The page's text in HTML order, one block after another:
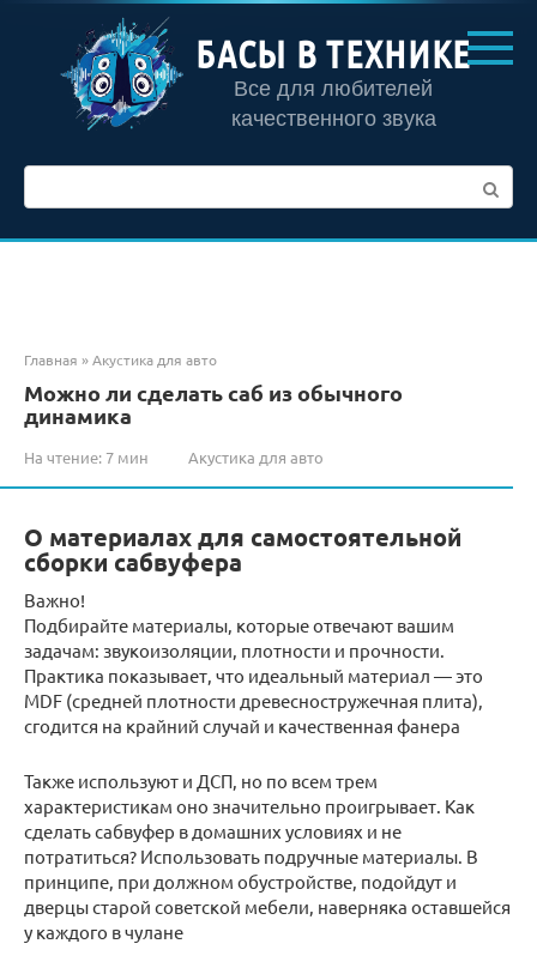
контенту
БАСЫ В ТЕХНИКЕ
Все для любителей
качественного звука
Главная »Акустика для авто
Можно ли сделать саб из обычного
динамика
На чтение: 7 мин Акустика для авто
О материалах для самостоятельной
сборки сабвуфера
Важно!
Подбирайте материалы, которые отвечают вашим
задачам: звукоизоляции, плотности и прочности.
Практика показывает, что идеальный материал — это
MDF (средней плотности древесностружечная плита),
сгодится на крайний случай и качественная фанера
Также используют и ДСП, но по всем трем
характеристикам оно значительно проигрывает. Как
сделать сабвуфер в домашних условиях и не
потратиться? Использовать подручные материалы. В
принципе, при должном обустройстве, подойдут и
дверцы старой советской мебели, наверняка оставшейся
у каждого в чулане